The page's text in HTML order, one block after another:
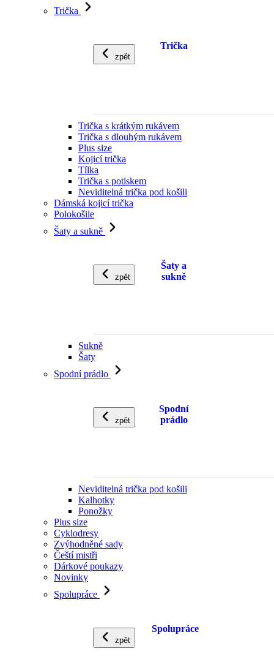
Trička
zpět
Trička
Trička s krátkým rukávem
Trička s dlouhým rukávem
Plus size
Kojicí trička
Tílka
Trička s potiskem
Neviditelná trička pod košili
Dámská kojicí trička
Polokošile
Šaty a sukně
zpět
Šaty a
sukně
Sukně
Šaty
Spodní prádlo
zpět
Spodní
prádlo
Neviditelná trička pod košili
Kalhotky
Ponožky
Plus size
Cyklodresy
Zvýhodněné sady
Čeští mistři
Dárkové poukazy
Novinky
Spolupráce
zpět
Spolupráce